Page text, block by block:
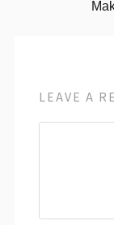
LEAVE A